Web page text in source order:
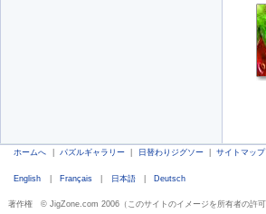
ホームへ パズルギャラリー 日替わりジグソー サイトマップ
English Français 日本語 Deutsch
著作権 © JigZone.com 2006（このサイトのイメージを所有者の許可